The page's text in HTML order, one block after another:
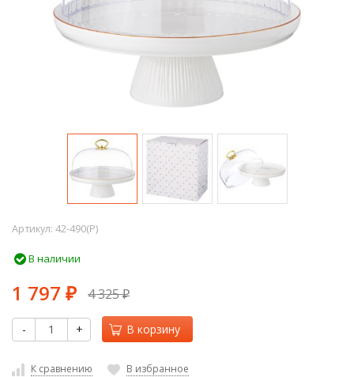
Артикул: 42-490(P)
В наличии
1 797 ₽ 4 325₽
- + В корзину
К сравнению В избранное